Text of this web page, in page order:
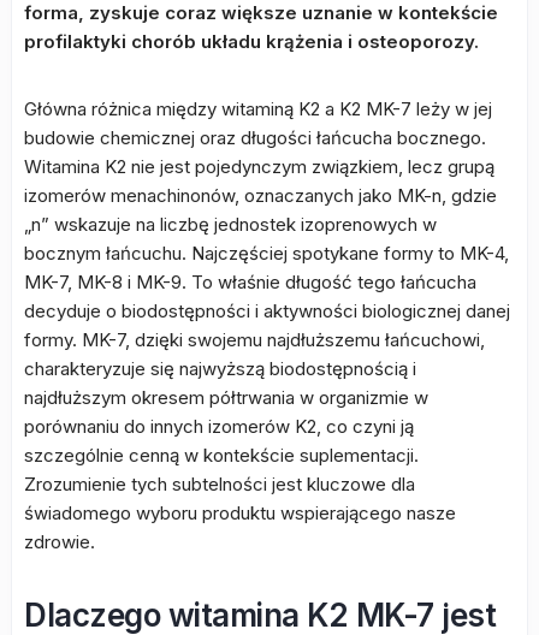
forma, zyskuje coraz większe uznanie w kontekście
profilaktyki chorób układu krążenia i osteoporozy.
Główna różnica między witaminą K2 a K2 MK-7 leży w jej
budowie chemicznej oraz długości łańcucha bocznego.
Witamina K2 nie jest pojedynczym związkiem, lecz grupą
izomerów menachinonów, oznaczanych jako MK-n, gdzie
„n” wskazuje na liczbę jednostek izoprenowych w
bocznym łańcuchu. Najczęściej spotykane formy to MK-4,
MK-7, MK-8 i MK-9. To właśnie długość tego łańcucha
decyduje o biodostępności i aktywności biologicznej danej
formy. MK-7, dzięki swojemu najdłuższemu łańcuchowi,
charakteryzuje się najwyższą biodostępnością i
najdłuższym okresem półtrwania w organizmie w
porównaniu do innych izomerów K2, co czyni ją
szczególnie cenną w kontekście suplementacji.
Zrozumienie tych subtelności jest kluczowe dla
świadomego wyboru produktu wspierającego nasze
zdrowie.
Dlaczego witamina K2 MK-7 jest